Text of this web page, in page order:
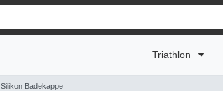
Triathlon
Badekappe